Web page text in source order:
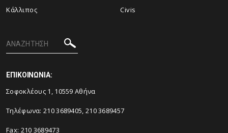
Κάλλιπος
Civis
ΕΠΙΚΟΙΝΩΝΙΑ:
Σοφοκλέους 1, 10559 Αθήνα
Τηλέφωνα: 210 3689405, 210 3689457
Fax: 210 3689473